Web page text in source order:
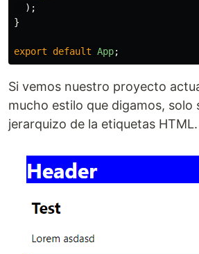
);
}
export default App;
Si vemos nuestro proyecto
mucho estilo que digamos, solo
jerarquizo de la etiquetas HTML.